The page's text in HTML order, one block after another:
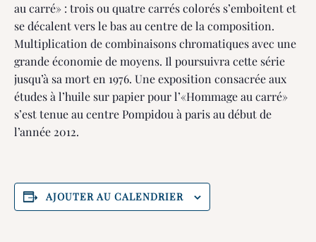
au carré» : trois ou quatre carrés colorés s’emboitent et
se décalent vers le bas au centre de la composition.
Multiplication de combinaisons chromatiques avec une
grande économie de moyens. Il poursuivra cette série
jusqu’à sa mort en 1976. Une exposition consacrée aux
études à l’huile sur papier pour l’«Hommage au carré»
s’est tenue au centre Pompidou à paris au début de
l’année 2012.
AJOUTER AU CALENDRIER